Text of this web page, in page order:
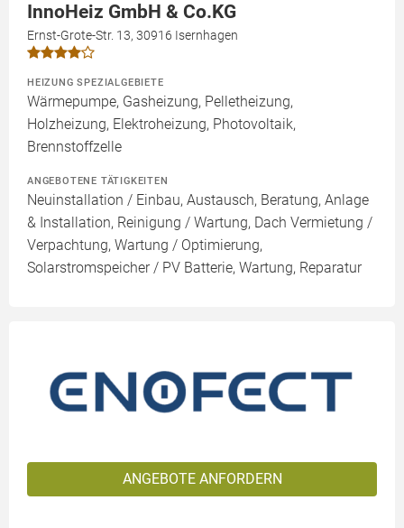
InnoHeiz GmbH & Co.KG
Ernst-Grote-Str. 13, 30916 Isernhagen
HEIZUNG SPEZIALGEBIETE
Wärmepumpe, Gasheizung, Pelletheizung,
Holzheizung, Elektroheizung, Photovoltaik,
Brennstoffzelle
ANGEBOTENE TÄTIGKEITEN
Neuinstallation / Einbau, Austausch, Beratung, Anlage
& Installation, Reinigung / Wartung, Dach Vermietung /
Verpachtung, Wartung / Optimierung,
Solarstromspeicher / PV Batterie, Wartung, Reparatur
ANGEBOTE ANFORDERN